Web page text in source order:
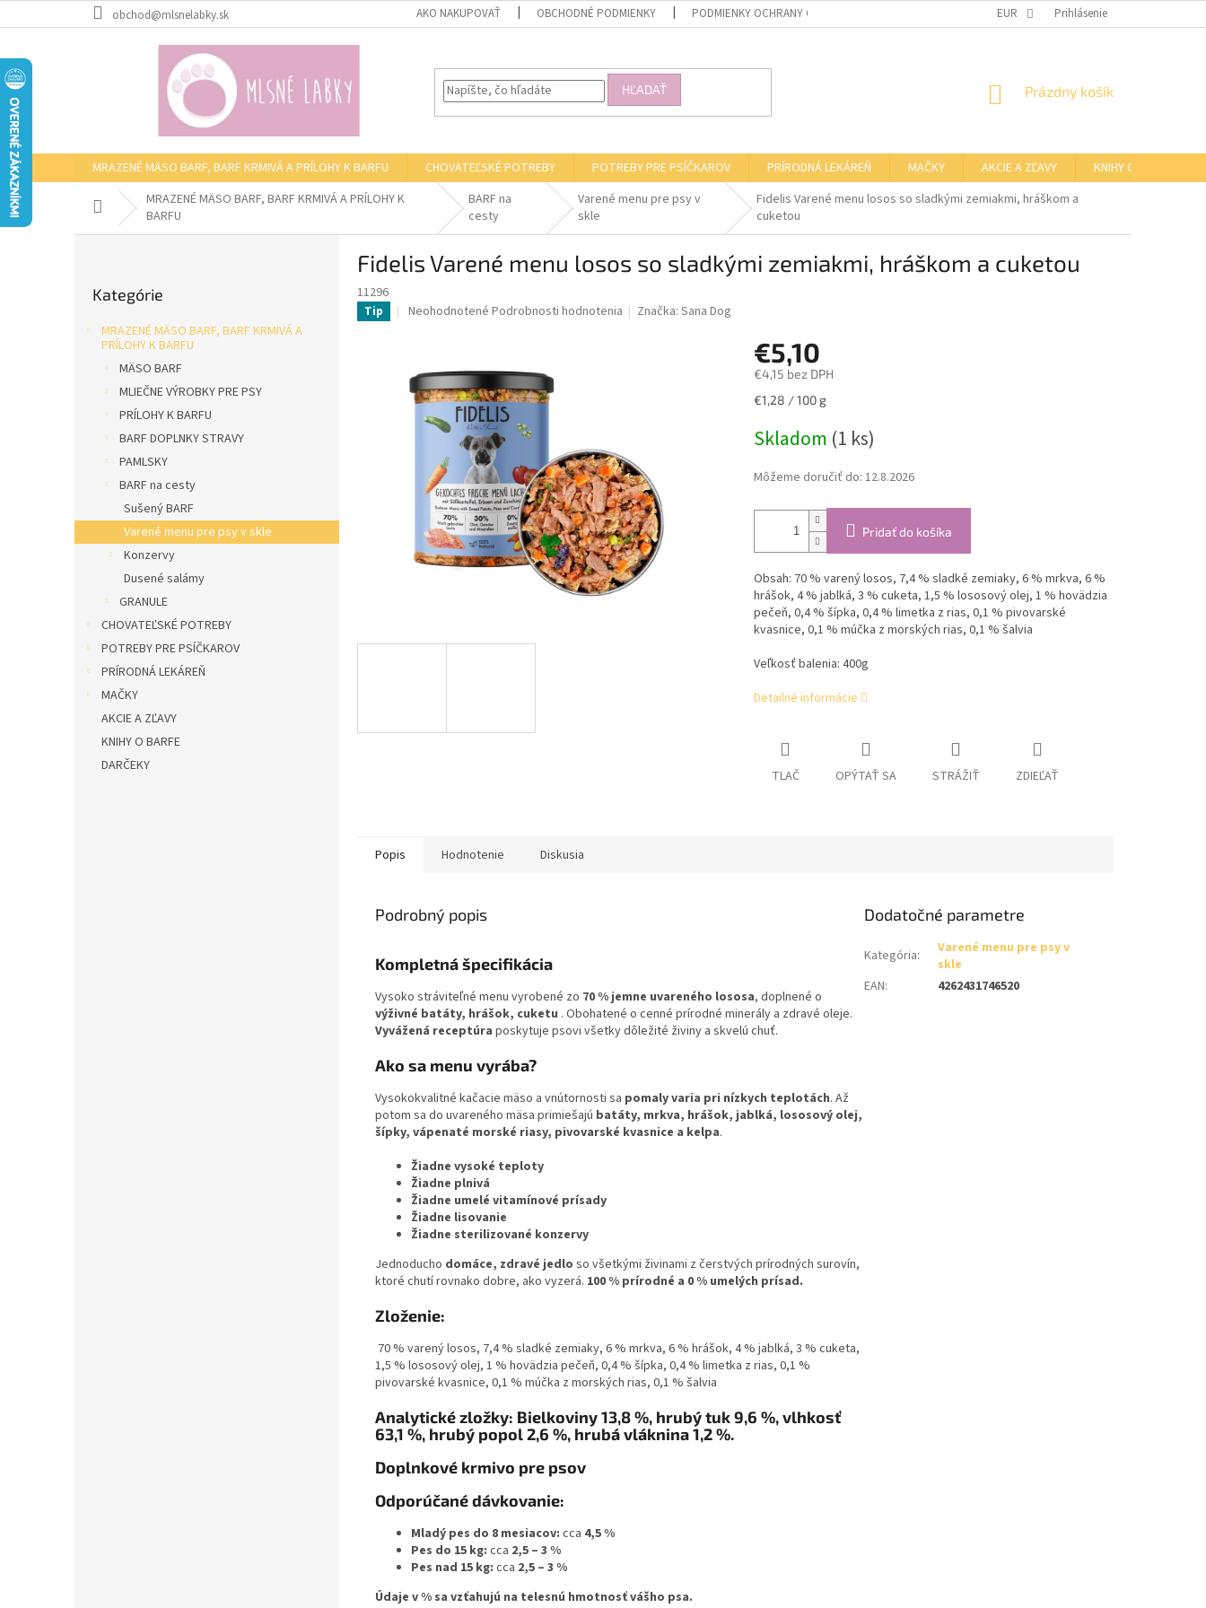
na
obchod@mlsnelabky.sk AKO NAKUPOVAŤ OBCHODNÉ PODMIENKY PODMIENKY OCHRANY OSOBNÝCH ÚDAJOV OTVÁRACIE HODINY KAMENNEJ PREDAJNE
EUR Prihlásenie
HĽADAŤ
NÁKUPNÝ
Prázdny košík
MRAZENÉ MÄSO BARF, BARF KRMIVÁ A PRÍLOHY K BARFU CHOVATEĽSKÉ POTREBY POTREBY PRE PSÍČKAROV PRÍRODNÁ LEKÁREŇ MAČKY AKCIE A ZĽAVY KNIHY O BARFE
DomovMRAZENÉ MÄSO BARF, BARF KRMIVÁ A PRÍLOHY K
BARFU
BARF na
cesty
Varené menu pre psy v
skle
Fidelis Varené menu losos so sladkými zemiakmi, hráškom a
cuketou
kategórie
Kategórie
MRAZENÉ MÄSO BARF, BARF KRMIVÁ A
PRÍLOHY K BARFU
MÄSO BARF
MLIEČNE VÝROBKY PRE PSY
PRÍLOHY K BARFU
BARF DOPLNKY STRAVY
PAMLSKY
BARF na cesty
Sušený BARF
Varené menu pre psy v skle
Konzervy
Dusené salámy
GRANULE
CHOVATEĽSKÉ POTREBY
POTREBY PRE PSÍČKAROV
PRÍRODNÁ LEKÁREŇ
MAČKY
AKCIE A ZĽAVY
KNIHY O BARFE
DARČEKY
Fidelis Varené menu losos so sladkými zemiakmi, hráškom a cuketou
11296
Tip
Priemerné
0,0
z
hviezdičiek.
Neohodnotené Podrobnosti hodnotenia Značka:Sana Dog
€5,10
€4,15 bez DPH
Jednotková
€1,28 / 100 g
Skladom (1 ks)
Môžeme doručiť do: 12.8.2026
Pridať do košíka
Obsah: 70 % varený losos, 7,4 % sladké zemiaky, 6 % mrkva, 6 %
hrášok, 4 % jablká, 3 % cuketa, 1,5 % lososový olej, 1 % hovädzia
pečeň, 0,4 % šípka, 0,4 % limetka z rias, 0,1 % pivovarské
kvasnice, 0,1 % múčka z morských rias, 0,1 % šalvia
Veľkosť balenia: 400g
Detailné informácie
TLAČ OPÝTAŤ SA STRÁŽIŤ ZDIEĽAŤ
Popis Hodnotenie Diskusia
Podrobný popis
Kompletná špecifikácia
Vysoko stráviteľné menu vyrobené zo 70 % jemne uvareného lososa, doplnené o
výživné batáty, hrášok, cuketu . Obohatené o cenné prírodné minerály a zdravé oleje.
Vyvážená receptúra poskytuje psovi všetky dôležité živiny a skvelú chuť.
Ako sa menu vyrába?
Vysokokvalitné kačacie mäso a vnútornosti sa pomaly varia pri nízkych teplotách. Až
potom sa do uvareného mäsa primiešajú batáty, mrkva, hrášok, jablká, lososový olej,
šípky, vápenaté morské riasy, pivovarské kvasnice a kelpa.
Žiadne vysoké teploty
Žiadne plnivá
Žiadne umelé vitamínové prísady
Žiadne lisovanie
Žiadne sterilizované konzervy
Jednoducho domáce, zdravé jedlo so všetkými živinami z čerstvých prírodných surovín,
ktoré chutí rovnako dobre, ako vyzerá. 100 % prírodné a 0 % umelých prísad.
Zloženie:
70 % varený losos, 7,4 % sladké zemiaky, 6 % mrkva, 6 % hrášok, 4 % jablká, 3 % cuketa,
1,5 % lososový olej, 1 % hovädzia pečeň, 0,4 % šípka, 0,4 % limetka z rias, 0,1 %
pivovarské kvasnice, 0,1 % múčka z morských rias, 0,1 % šalvia
Analytické zložky: Bielkoviny 13,8 %, hrubý tuk 9,6 %, vlhkosť
63,1 %, hrubý popol 2,6 %, hrubá vláknina 1,2 %.
Doplnkové krmivo pre psov
Odporúčané dávkovanie:
Mladý pes do 8 mesiacov: cca 4,5 %
Pes do 15 kg: cca 2,5 – 3 %
Pes nad 15 kg: cca 2,5 – 3 %
Údaje v % sa vzťahujú na telesnú hmotnosť vášho psa.
Dodatočné parametre
Kategória:
Varené menu pre psy v
skle
EAN: 4262431746520